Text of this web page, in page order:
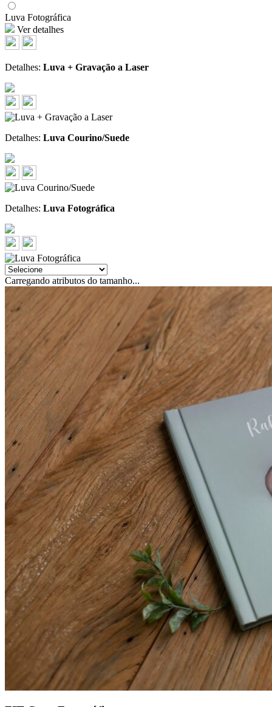
Luva Fotográfica
Ver detalhes
Detalhes: Luva + Gravação a Laser
Detalhes: Luva Courino/Suede
Detalhes: Luva Fotográfica
Carregando atributos do tamanho...